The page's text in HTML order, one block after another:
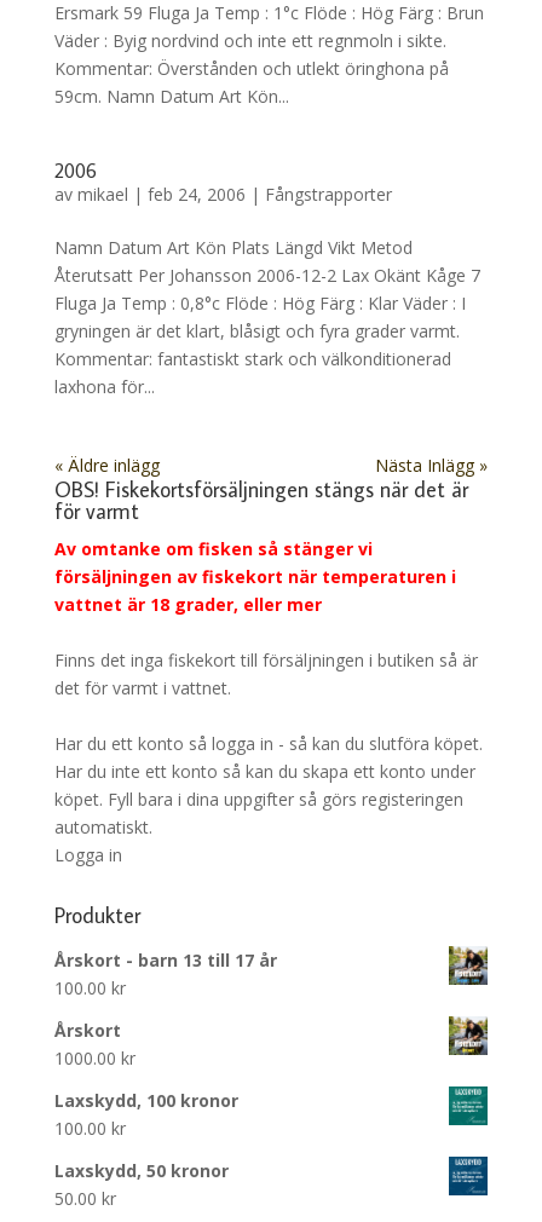
Ersmark 59 Fluga Ja Temp : 1°c Flöde : Hög Färg : Brun
Väder : Byig nordvind och inte ett regnmoln i sikte.
Kommentar: Överstånden och utlekt öringhona på
59cm. Namn Datum Art Kön...
2006
av mikael | feb 24, 2006 | Fångstrapporter
Namn Datum Art Kön Plats Längd Vikt Metod
Återutsatt Per Johansson 2006-12-2 Lax Okänt Kåge 7
Fluga Ja Temp : 0,8°c Flöde : Hög Färg : Klar Väder : I
gryningen är det klart, blåsigt och fyra grader varmt.
Kommentar: fantastiskt stark och välkonditionerad
laxhona för...
« Äldre inlägg Nästa Inlägg »
OBS! Fiskekortsförsäljningen stängs när det är
för varmt
Av omtanke om fisken så stänger vi
försäljningen av fiskekort när temperaturen i
vattnet är 18 grader, eller mer
Finns det inga fiskekort till försäljningen i butiken så är
det för varmt i vattnet.
Har du ett konto så logga in - så kan du slutföra köpet.
Har du inte ett konto så kan du skapa ett konto under
köpet. Fyll bara i dina uppgifter så görs registeringen
automatiskt.
Logga in
Produkter
Årskort - barn 13 till 17 år
100.00 kr
Årskort
1000.00 kr
Laxskydd, 100 kronor
100.00 kr
Laxskydd, 50 kronor
50.00 kr